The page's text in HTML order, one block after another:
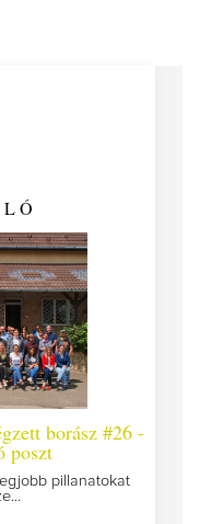
borász #26 -
poszt
pillanatokat